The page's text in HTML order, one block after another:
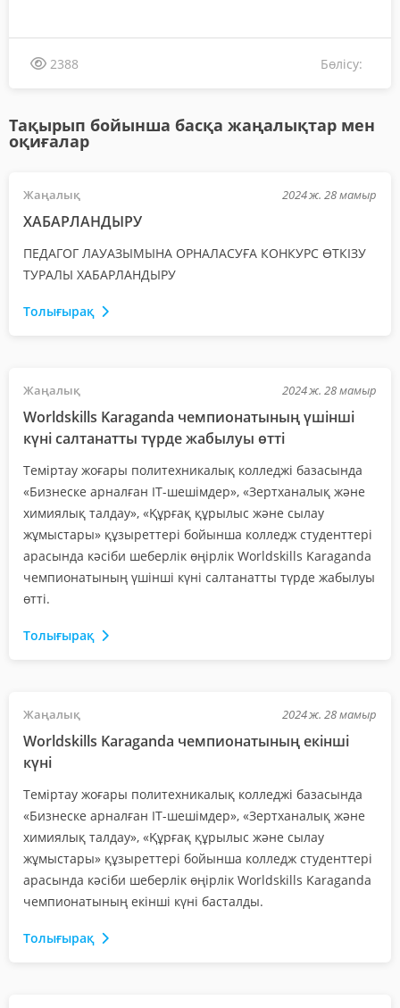
2388 Бөлісу:
Тақырып бойынша басқа жаңалықтар мен
оқиғалар
Жаңалық 2024 ж. 28 мамыр
ХАБАРЛАНДЫРУ
ПЕДАГОГ ЛАУАЗЫМЫНА ОРНАЛАСУҒА КОНКУРС ӨТКІЗУ
ТУРАЛЫ ХАБАРЛАНДЫРУ
Толығырақ
Жаңалық 2024 ж. 28 мамыр
Worldskills Karaganda чемпионатының үшінші
күні салтанатты түрде жабылуы өтті
Теміртау жоғары политехникалық колледжі базасында
«Бизнеске арналған ІТ-шешімдер», «Зертханалық және
химиялық талдау», «Құрғақ құрылыс және сылау
жұмыстары» құзыреттері бойынша колледж студенттері
арасында кәсіби шеберлік өңірлік Worldskills Karaganda
чемпионатының үшінші күні салтанатты түрде жабылуы
өтті.
Толығырақ
Жаңалық 2024 ж. 28 мамыр
Worldskills Karaganda чемпионатының екінші
күні
Теміртау жоғары политехникалық колледжі базасында
«Бизнеске арналған ІТ-шешімдер», «Зертханалық және
химиялық талдау», «Құрғақ құрылыс және сылау
жұмыстары» құзыреттері бойынша колледж студенттері
арасында кәсіби шеберлік өңірлік Worldskills Karaganda
чемпионатының екінші күні басталды.
Толығырақ